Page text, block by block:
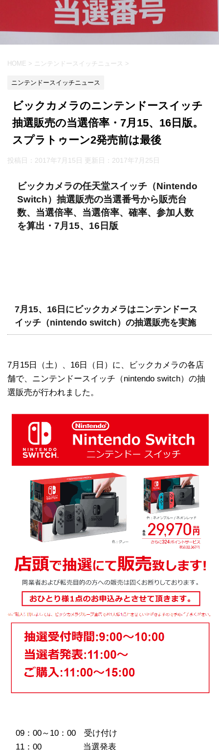
HOME > ニンテンドースイッチニュース >
ニンテンドースイッチニュース
ビックカメラのニンテンドースイッチ
抽選販売の当選倍率・7月15、16日版。
スプラトゥーン2発売前は最後
投稿日：2017年7月15日 更新日： 2017年7月25日
ビックカメラの任天堂スイッチ（Nintendo
Switch）抽選販売の当選番号から販売台
数、当選倍率、当選倍率、確率、参加人数
を算出・7月15、16日版
7月15、16日にビックカメラはニンテンドース
イッチ（nintendo switch）の抽選販売を実施
7月15日（土）、16日（日）に、ビックカメラの各店
舗で、ニンテンドースイッチ（nintendo switch）の抽
選販売が行われました。
09：00～10：00 受け付け
11：00 当選発表